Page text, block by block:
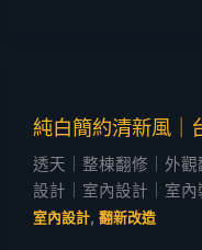
純白簡約清新風｜
透天｜整棟翻修｜外
設計｜室內設計｜室內
室內設計, 翻新改造